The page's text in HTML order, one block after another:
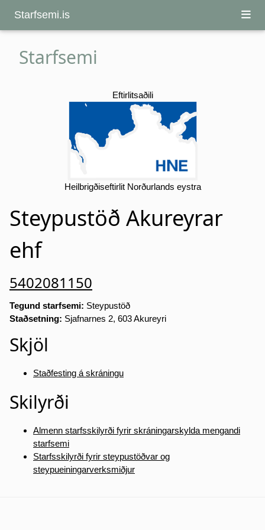
Starfsemi.is
Starfsemi
Eftirlitsaðili
Heilbrigðiseftirlit Norðurlands eystra
Steypustöð Akureyrar
ehf
5402081150
Tegund starfsemi: Steypustöð
Staðsetning: Sjafnarnes 2, 603 Akureyri
Skjöl
Staðfesting á skráningu
Skilyrði
Almenn starfsskilyrði fyrir skráningarskylda mengandi
starfsemi
Starfsskilyrði fyrir steypustöðvar og
steypueiningarverksmiðjur